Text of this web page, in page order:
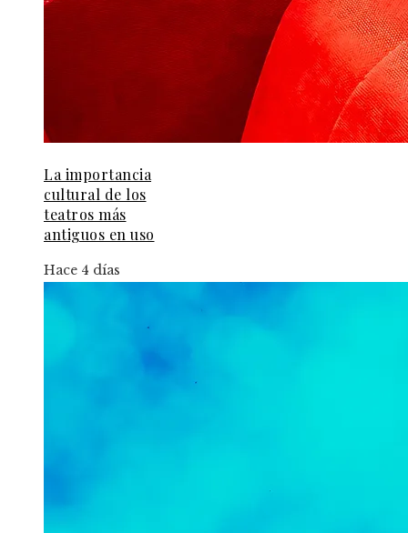
La importancia
cultural de los
teatros más
antiguos en uso
Hace 4 días